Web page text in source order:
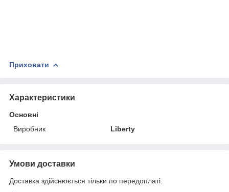
Приховати
Характеристики
Основні
Виробник
Liberty
Умови доставки
Доставка здійснюється тільки по передоплаті.